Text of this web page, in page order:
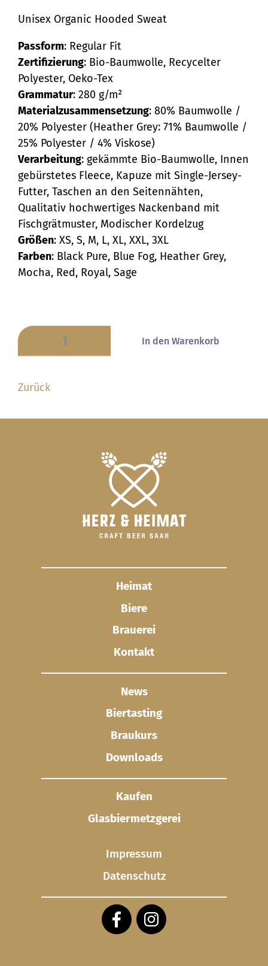
Unisex Organic Hooded Sweat
Passform: Regular Fit
Zertifizierung: Bio-Baumwolle, Recycelter
Polyester, Oeko-Tex
Grammatur: 280 g/m²
Materialzusammensetzung: 80% Baumwolle /
20% Polyester (Heather Grey: 71% Baumwolle /
25% Polyester / 4% Viskose)
Verarbeitung: gekämmte Bio-Baumwolle, Innen
gebürstetes Fleece, Kapuze mit Single-Jersey-
Futter, Taschen an den Seitennähten,
Qualitativ hochwertiges Nackenband mit
Fischgrätmuster, Modischer Kordelzug
Größen: XS, S, M, L, XL, XXL, 3XL
Farben: Black Pure, Blue Fog, Heather Grey,
Mocha, Red, Royal, Sage
Zurück
Heimat
Biere
Brauerei
Kontakt
News
Biertasting
Braukurs
Downloads
Kaufen
Glasbier­metzgerei
Impressum
Datenschutz